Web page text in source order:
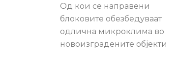
Од кои се направени
блоковите обезбедуваат
одлична микроклима во
новоизградените објекти